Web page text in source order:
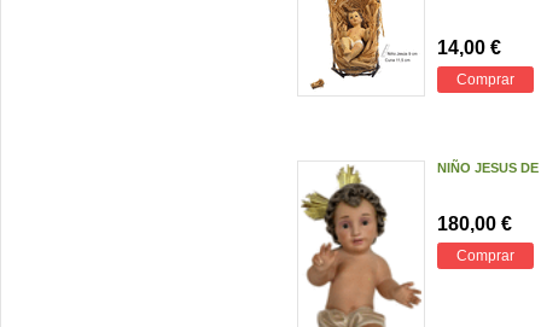
14,00 €
Comprar
NIÑO JESUS
180,00 €
Comprar